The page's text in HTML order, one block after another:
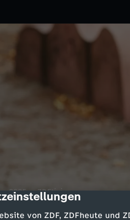
von ZDF, ZDFheute und
2025 ZDFtivi
Tom auf Châu steht,